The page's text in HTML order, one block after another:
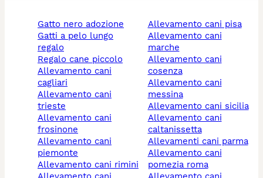
gatto nero adozione
gatti a pelo lungo
regalo
regalo cane piccolo
allevamento cani
cagliari
allevamento cani
trieste
allevamento cani
frosinone
allevamento cani
piemonte
allevamento cani rimini
allevamento cani pisa
allevamento cani
marche
allevamento cani
cosenza
allevamento cani
messina
allevamento cani sicilia
allevamento cani
caltanissetta
allevamenti cani parma
allevamento cani
pomezia roma